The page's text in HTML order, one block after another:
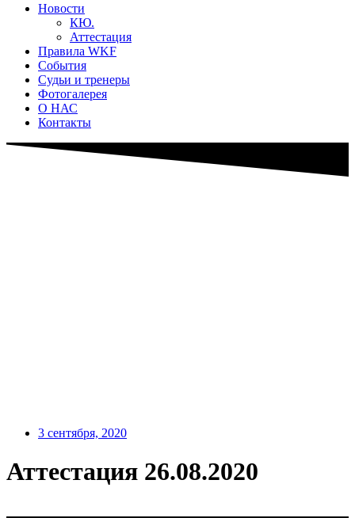
Новости
КЮ.
Аттестация
Правила WKF
События
Судьи и тренеры
Фотогалерея
О НАС
Контакты
3 сентября, 2020
Аттестация 26.08.2020